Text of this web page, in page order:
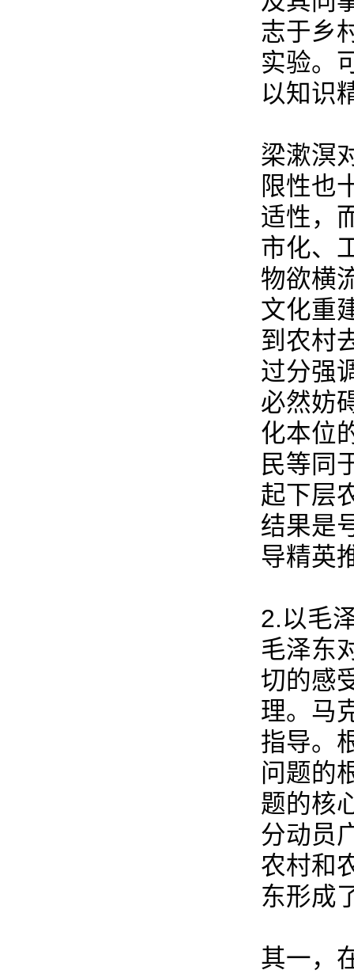
志于乡
实验。
以知识
梁漱溟
限性也
适性，
市化、
物欲横
文化重
到农村
过分强
必然妨
化本位
民等同
起下层
结果是
导精英
2.以毛
毛泽东
切的感
理。马
指导。
问题的
题的核
分动员
农村和
东形成
其一，